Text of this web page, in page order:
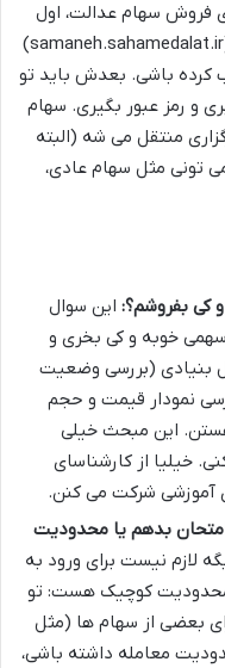
فروش سهام عدالت، اول
باید از طریق سایت سهام عدالت (samaneh.sahamedalat.ir)
کرده باشی. بعدش باید تو
و رمز عبور بگیری. سهام
منتقل می شه (البته
تونی مثل سهام عادی،
بفروشم؟: این سوال
سهمی خوبه و کی بخری و
بنیادی (بررسی وضعیت
نمودار قیمت و حجم
هستن. این مبحث خیلی
خیلیا از کارشناسای
آموزشی شرکت می کنن.
بدهم یا محدودیت
لازم نیست برای ورود به
کوچیک هست: تو
بعضی از سهام ها (مثل
معامله داشته باشی،